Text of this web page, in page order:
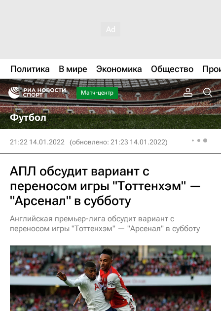
Политика В мире Экономика Общество
Матч-центр
Футбол
21:22 14.01.2022 (обновлено: 21:23 14.01.2022)
АПЛ обсудит вариант с
переносом игры "Тоттенхэм" —
"Арсенал" в субботу
Английская премьер-лига обсудит вариант с
переносом игры "Тоттенхэм" — "Арсенал" в субботу